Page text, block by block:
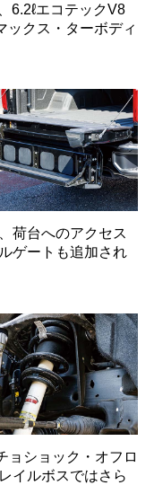
6.2ℓエコテックV8
ックス・ターボディ
荷台へのアクセス
ゲートも追加され
ョショック・オフロ
イルボスではさら